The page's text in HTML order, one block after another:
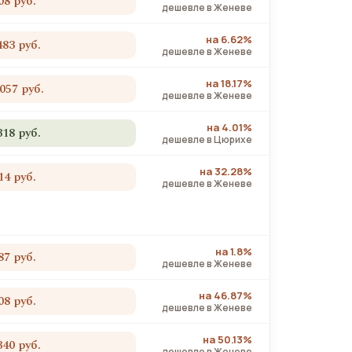
дешевле в Женеве
руб. на 6.62%
дешевле в Женеве
руб. на 18.17%
дешевле в Женеве
руб. на 4.01%
дешевле в Цюрихе
руб. на 32.28%
дешевле в Женеве
руб. на 1.8%
дешевле в Женеве
руб. на 46.87%
дешевле в Женеве
руб. на 50.13%